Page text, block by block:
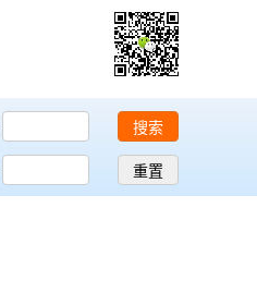
搜索
重置